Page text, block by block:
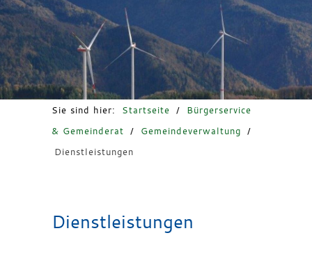
Leben in Hasel
Freizeit & Tourismus
Sie sind hier: Startseite /
Bürgerservice
& Gemeinderat
/ Gemeindeverwaltung
/
Dienstleistungen
Dienstleistungen